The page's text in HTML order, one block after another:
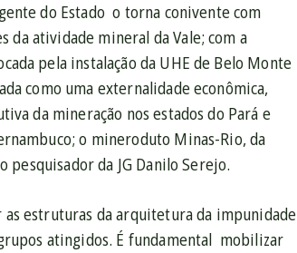
do Estado o torna conivente com
da atividade mineral da Vale; com a
pela instalação da UHE de Belo Monte
como uma externalidade econômica,
da mineração nos estados do Pará e
o mineroduto Minas-Rio, da
da JG Danilo Serejo.
as estruturas da arquitetura da impunidade
atingidos. É fundamental mobilizar